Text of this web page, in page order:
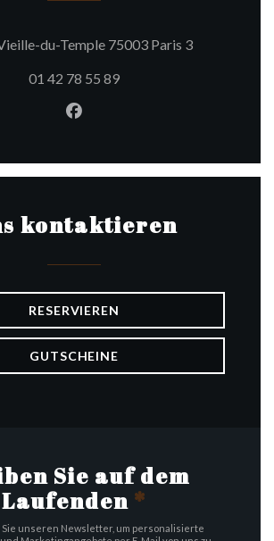
du-Temple 75003 Paris 3((öffnet ein
01 42 78 55 89
Facebook ((öffnet ein
kontaktieren
RESERVIEREN
GUTSCHEINE
Sie auf dem
Laufenden *
unseren Newsletter, um personalisierte